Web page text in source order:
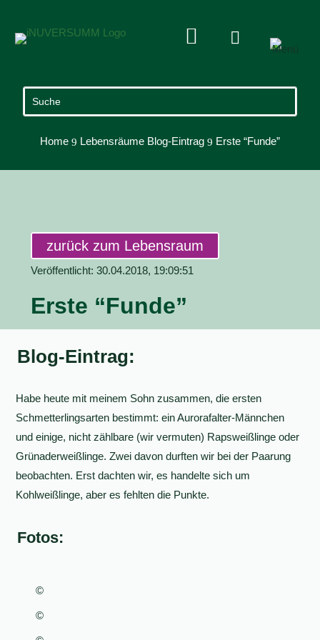
 
Home 9 Lebensräume Blog-Eintrag 9 Erste “Funde”
zurück zum Lebensraum
Veröffentlicht: 30.04.2018, 19:09:51
Erste “Funde”
Blog-Eintrag:
Habe heute mit meinem Sohn zusammen, die ersten
Schmetterlingsarten bestimmt: ein Aurorafalter-Männchen
und einige, nicht zählbare (wir vermuten) Rapsweißlinge oder
Grünaderweißlinge. Zwei davon durften wir bei der Paarung
beobachten. Erst dachten wir, es handelte sich um
Kohlweißlinge, aber es fehlten die Punkte.
Fotos:
©
©